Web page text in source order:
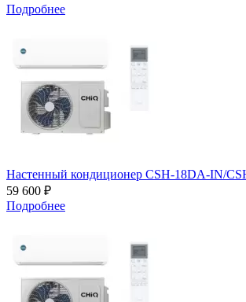
Подробнее
Настенный кондиционер CSH-18DA-IN/
59 600 ₽
Подробнее